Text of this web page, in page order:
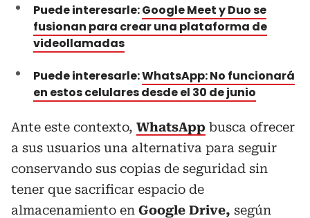
Puede interesarle:Google Meet y Duo se
fusionan para crear una plataforma de
videollamadas
Puede interesarle:WhatsApp: No funcionará
en estos celulares desde el 30 de junio
Ante este contexto, WhatsApp busca ofrecer
a sus usuarios una alternativa para seguir
conservando sus copias de seguridad sin
tener que sacrificar espacio de
almacenamiento en Google Drive, según